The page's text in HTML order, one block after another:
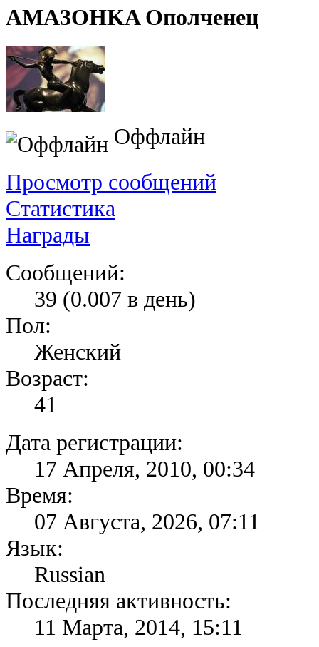
AMA3OHKAОполченец
Оффлайн
Просмотр сообщений
Статистика
Награды
Сообщений:
39 (0.007 в день)
Пол:
Женский
Возраст:
41
Дата регистрации:
17 Апреля, 2010, 00:34
Время:
07 Августа, 2026, 07:11
Язык:
Russian
Последняя активность:
11 Марта, 2014, 15:11